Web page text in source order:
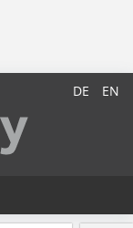
DE EN